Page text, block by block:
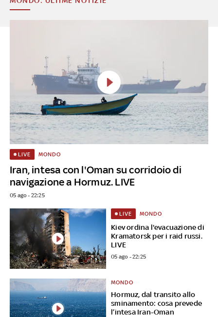
Iran, intesa con l'Oman su corridoio di
navigazione a Hormuz. LIVE
LIVE MONDO
05 ago - 22:25
Kiev ordina l'evacuazione di
Kramatorsk per i raid russi.
LIVE
LIVE MONDO
05 ago - 22:25
Hormuz, dal transito allo
sminamento: cosa prevede
l’intesa Iran-Oman
MONDO